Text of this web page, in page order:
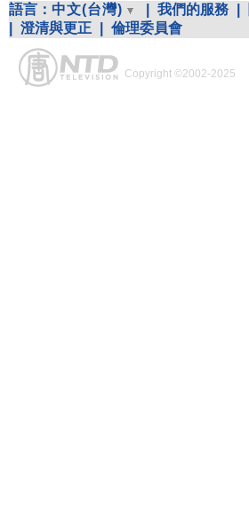
語言： 中文(台灣) 我們的服務
澄清與更正 倫理委員會
Copyright ©2002-2025